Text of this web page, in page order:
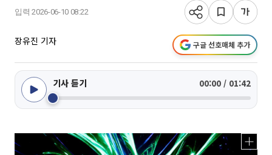
입력 2026-06-10 08:22
장유진 기자 구글 선호매체 추가
기사 듣기 00:00 / 01:42